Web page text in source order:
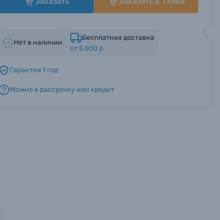
Нет в наличии
Бесплатная доставка
от 5 000 р
Гарантия 1 год
Можно в рассрочку или кредит